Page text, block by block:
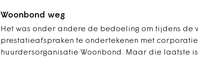
Woonbond weg
Het was onder andere de bedoeling om tijdens de
prestatieafspraken te ondertekenen met
huurdersorganisatie Woonbond. Maar die laatste